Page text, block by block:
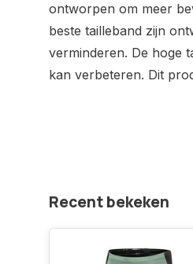
ontworpen om meer
beste tailleband zijn
verminderen. De hoge
kan verbeteren. Dit
Recent bekeken